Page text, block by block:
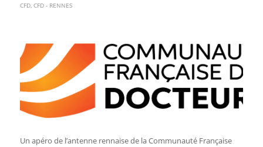
CFD, CFD - RENNES
Un apéro de l’antenne rennaise de la Communauté Française